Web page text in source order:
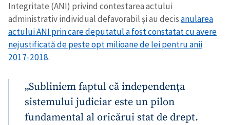
Integritate (ANI) privind contestarea actului
administrativ individual defavorabil și au decisanularea
actului ANI prin care deputatul a fost constatat cu avere
nejustificată de peste opt milioane de lei pentru anii
2017-2018.
„Subliniem faptul că independența
sistemului judiciar este un pilon
fundamental al oricărui stat de drept.